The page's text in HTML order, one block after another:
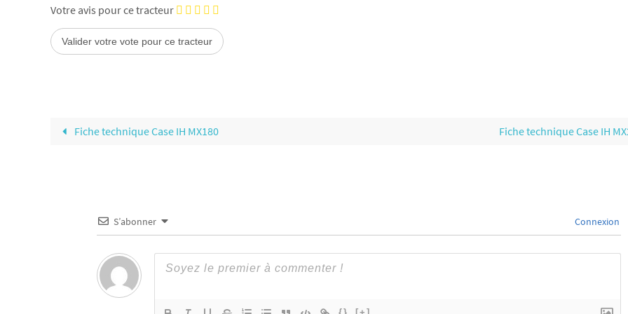
Votre avis pour ce tracteur
Fiche technique Case IH MX180 Fiche technique Case IH
S’abonner Connexion